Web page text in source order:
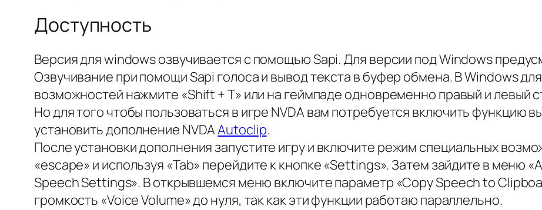
Доступность
Версия для windows озвучивается с помощью Sapi. Для версии под Windows
Озвучивание при помощи Sapi голоса и вывод текста в буфер обмена. В Windows
возможностей нажмите «Shift + T» или на геймпаде одновременно правый и левый
Но для того чтобы пользоваться в игре NVDA вам потребуется включить функцию
установить дополнение NVDAAutoclip.
После установки дополнения запустите игру и включите режим специальных
«escape» и используя «Tab» перейдите к кнопке «Settings». Затем зайдите в меню
Speech Settings». В открывшемся меню включите параметр «Copy Speech to
громкость «Voice Volume» до нуля, так как эти функции работаю параллельно.